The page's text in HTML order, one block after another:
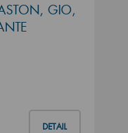
GIO,
DETAIL